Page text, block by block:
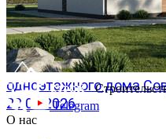
одноэтажного дома
20.07.2026Telegram
О нас